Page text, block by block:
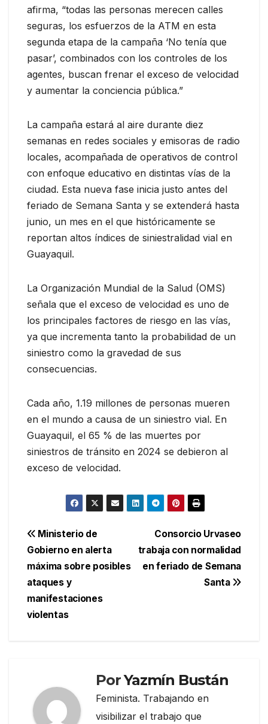
afirma, “todas las personas merecen calles
seguras, los esfuerzos de la ATM en esta
segunda etapa de la campaña ‘No tenía que
pasar’, combinados con los controles de los
agentes, buscan frenar el exceso de velocidad
y aumentar la conciencia pública.”
La campaña estará al aire durante diez
semanas en redes sociales y emisoras de radio
locales, acompañada de operativos de control
con enfoque educativo en distintas vías de la
ciudad. Esta nueva fase inicia justo antes del
feriado de Semana Santa y se extenderá hasta
junio, un mes en el que históricamente se
reportan altos índices de siniestralidad vial en
Guayaquil.
La Organización Mundial de la Salud (OMS)
señala que el exceso de velocidad es uno de
los principales factores de riesgo en las vías,
ya que incrementa tanto la probabilidad de un
siniestro como la gravedad de sus
consecuencias.
Cada año, 1.19 millones de personas mueren
en el mundo a causa de un siniestro vial. En
Guayaquil, el 65 % de las muertes por
siniestros de tránsito en 2024 se debieron al
exceso de velocidad.
Navegación
de
entradas
Consorcio Urvaseo
trabaja con normalidad
en feriado de Semana
Santa
Ministerio de
Gobierno en alerta
máxima sobre posibles
ataques y
manifestaciones
violentas
PorYazmín Bustán
Feminista. Trabajando en
visibilizar el trabajo que